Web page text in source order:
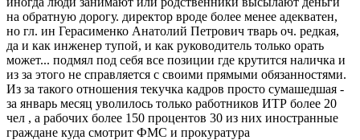
на обратную дорогу. директор вроде более менее адекватен,
но гл. ин Герасименко Анатолий Петрович тварь оч. редкая,
да и как инженер тупой, и как руководитель только орать
может... подмял под себя все позиции где крутится наличка и
из за этого не справляется с своими прямыми обязанностями.
Из за такого отношения текучка кадров просто сумашедшая -
за январь месяц уволилось только работников ИТР более 20
чел , а рабочих более 150 процентов 30 из них иностранные
граждане куда смотрит ФМС и прокуратура